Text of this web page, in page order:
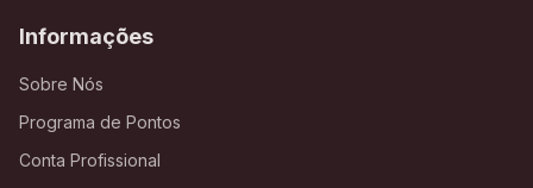
Informações
Sobre Nós
Programa de Pontos
Conta Profissional